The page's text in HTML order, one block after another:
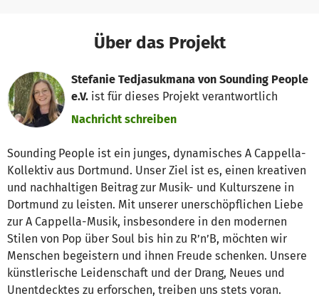
Über das Projekt
Stefanie Tedjasukmana von Sounding People
e.V. ist für dieses Projekt verantwortlich
Nachricht schreiben
Sounding People ist ein junges, dynamisches A Cappella-
Kollektiv aus Dortmund. Unser Ziel ist es, einen kreativen
und nachhaltigen Beitrag zur Musik- und Kulturszene in
Dortmund zu leisten. Mit unserer unerschöpflichen Liebe
zur A Cappella-Musik, insbesondere in den modernen
Stilen von Pop über Soul bis hin zu R’n’B, möchten wir
Menschen begeistern und ihnen Freude schenken. Unsere
künstlerische Leidenschaft und der Drang, Neues und
Unentdecktes zu erforschen, treiben uns stets voran.